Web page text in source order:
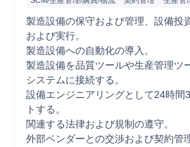
製造設備の保守および管理、設備投
および実行。
製造設備への自動化の導入。
製造設備を品質ツールや生産管理ツ
システムに接続する。
設備エンジニアリングとして24時間
トする。
関連する法律および規制の遵守。
外部ベンダーとの交渉および契約管理